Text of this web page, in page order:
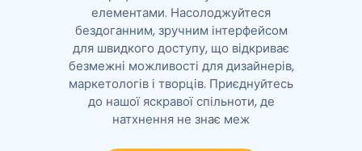
елементами. Насолоджуйтеся
бездоганним, зручним інтерфейсом
для швидкого доступу, що відкриває
безмежні можливості для дизайнерів,
маркетологів і творців. Приєднуйтесь
до нашої яскравої спільноти, де
натхнення не знає меж